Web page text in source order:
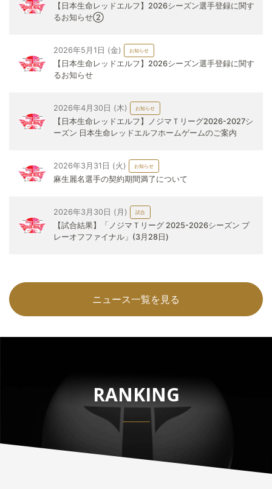
【日本生命レッドエルフ】2026シーズン選手登録に関す
るお知らせ➁
2026年5月1日 (金) お知らせ
【日本生命レッドエルフ】2026シーズン選手登録に関す
るお知らせ
2026年4月30日 (木) お知らせ
【日本生命レッドエルフ】ノジマＴリーグ2026-2027シ
ーズン 日本生命レッドエルフホームゲームのご案内
2026年3月31日 (火) お知らせ
麻生麗名選手の契約期間満了について
2026年3月30日 (月) 試合
【試合結果】「ノジマＴリーグ 2025-2026シーズン プ
レーオフファイナル」(3月28日)
ニュース一覧を見る
RANKING